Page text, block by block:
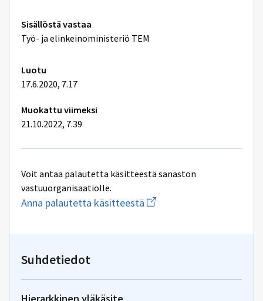
Tekniset
lisätiedot
Sisällöstä vastaa
Työ- ja elinkeinoministeriö TEM
Luotu
17.6.2020, 7.17
Muokattu viimeksi
21.10.2022, 7.39
Voit antaa palautetta käsitteestä sanaston
vastuuorganisaatiolle.
Anna palautetta käsitteestä Aloita
uuden
Suhdetiedot